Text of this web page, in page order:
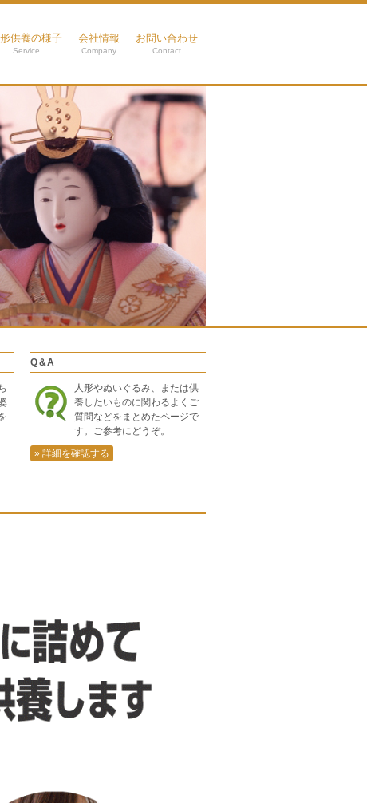
供養の様子
Service
会社情報
Company
お問い合わせ
Contact
Q＆A
人形やぬいぐるみ、または供
養したいものに関わるよくご
質問などをまとめたページで
す。ご参考にどうぞ。
» 詳細を確認する